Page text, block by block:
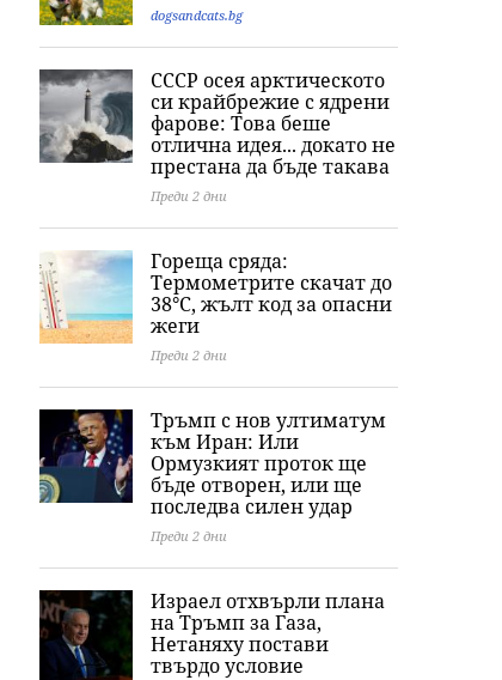
dogsandcats.bg
СССР осея арктическото
си крайбрежие с ядрени
фарове: Това беше
отлична идея... докато не
престана да бъде такава
Преди 2 дни
Гореща сряда:
Термометрите скачат до
38°C, жълт код за опасни
жеги
Преди 2 дни
Тръмп с нов ултиматум
към Иран: Или
Ормузкият проток ще
бъде отворен, или ще
последва силен удар
Преди 2 дни
Израел отхвърли плана
на Тръмп за Газа,
Нетаняху постави
твърдо условие